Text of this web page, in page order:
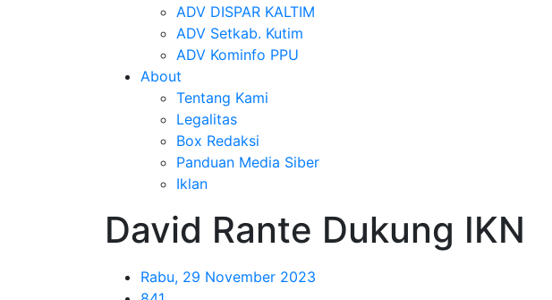
ADV DISPAR KALTIM
ADV Setkab. Kutim
ADV Kominfo PPU
About
Tentang Kami
Legalitas
Box Redaksi
Panduan Media Siber
Iklan
David Rante Dukung IKN
Rabu, 29 November 2023